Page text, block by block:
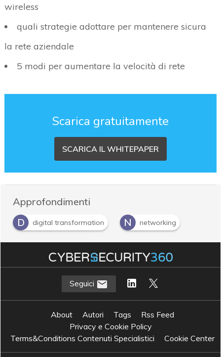
wireless
quali strategie adottare per mantenere sicura
la rete aziendale
5 modi per aumentare la velocità di rete
Scarica gratuitamente
SCARICA IL WHITEPAPER
Approfondimenti
D
digital transformation N networking
T tecnologia di rete
Seguici
About Autori Tags
Rss Feed
Privacy e Cookie Policy
Terms&Conditions Contenuti Specialistici
Cookie Center